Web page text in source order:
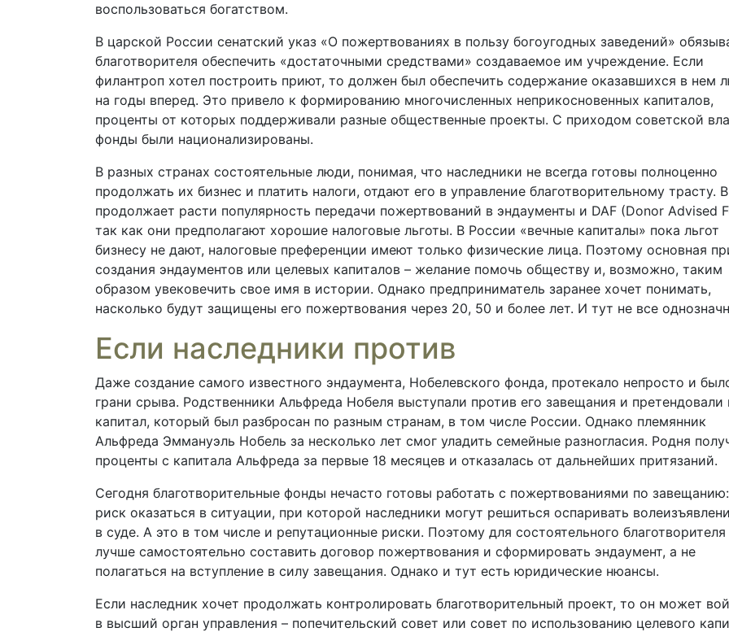
воспользоваться богатством.
В царской России сенатский указ «О пожертвованиях в пользу богоугодных заведений»
благотворителя обеспечить «достаточными средствами» создаваемое им учреждение. Если
филантроп хотел построить приют, то должен был обеспечить содержание оказавшихся в нем
на годы вперед. Это привело к формированию многочисленных неприкосновенных капиталов,
проценты от которых поддерживали разные общественные проекты. С приходом советской
фонды были национализированы.
В разных странах состоятельные люди, понимая, что наследники не всегда готовы полноценно
продолжать их бизнес и платить налоги, отдают его в управление благотворительному трасту.
продолжает расти популярность передачи пожертвований в эндаументы и DAF (Donor Advised
так как они предполагают хорошие налоговые льготы. В России «вечные капиталы» пока льгот
бизнесу не дают, налоговые преференции имеют только физические лица. Поэтому основная
создания эндаументов или целевых капиталов – желание помочь обществу и, возможно, таким
образом увековечить свое имя в истории. Однако предприниматель заранее хочет понимать,
насколько будут защищены его пожертвования через 20, 50 и более лет. И тут не все
Если наследники против
Даже создание самого известного эндаумента, Нобелевского фонда, протекало непросто и
грани срыва. Родственники Альфреда Нобеля выступали против его завещания и претендовали
капитал, который был разбросан по разным странам, в том числе России. Однако племянник
Альфреда Эммануэль Нобель за несколько лет смог уладить семейные разногласия. Родня
проценты с капитала Альфреда за первые 18 месяцев и отказалась от дальнейших притязаний.
Сегодня благотворительные фонды нечасто готовы работать с пожертвованиями по
риск оказаться в ситуации, при которой наследники могут решиться оспаривать
в суде. А это в том числе и репутационные риски. Поэтому для состоятельного благотворителя
лучше самостоятельно составить договор пожертвования и сформировать эндаумент, а не
полагаться на вступление в силу завещания. Однако и тут есть юридические нюансы.
Если наследник хочет продолжать контролировать благотворительный проект, то он может
в высший орган управления – попечительский совет или совет по использованию целевого